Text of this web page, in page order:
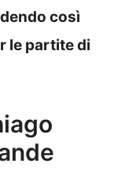
così
le partite di